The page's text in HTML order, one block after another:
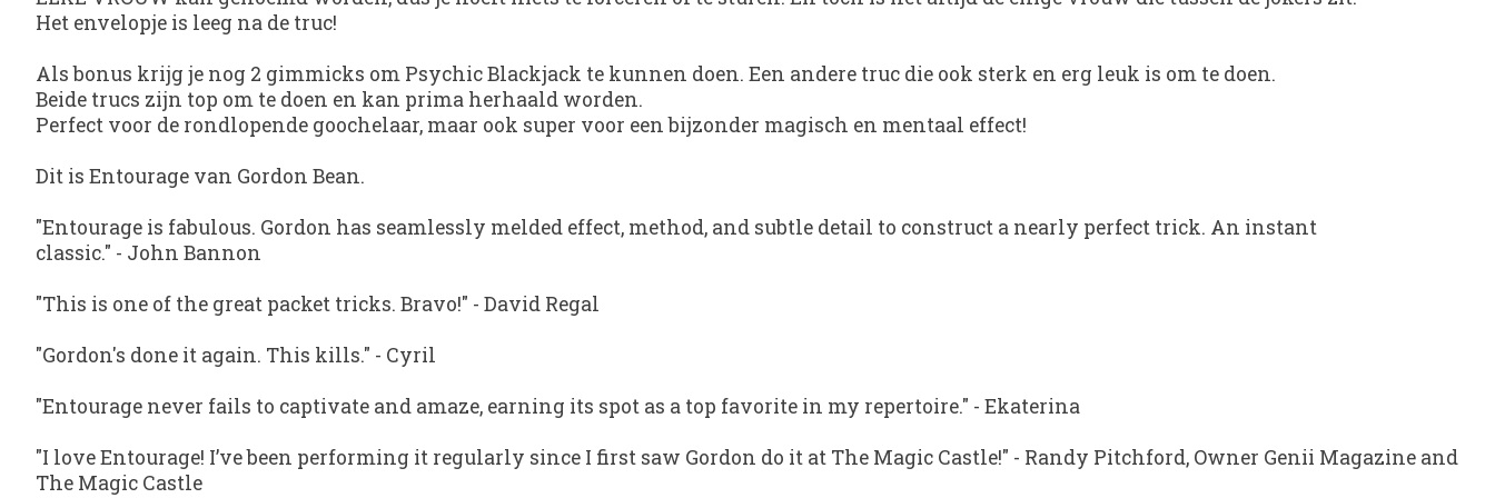
Het envelopje is leeg na de truc!
Als bonus krijg je nog 2 gimmicks om Psychic Blackjack te kunnen doen. Een andere truc die ook sterk en erg leuk is om te doen.
Beide trucs zijn top om te doen en kan prima herhaald worden.
Perfect voor de rondlopende goochelaar, maar ook super voor een bijzonder magisch en mentaal effect!
Dit is Entourage van Gordon Bean.
"Entourage is fabulous. Gordon has seamlessly melded effect, method, and subtle detail to construct a nearly perfect trick. An instant
classic." - John Bannon
"This is one of the great packet tricks. Bravo!" - David Regal
"Gordon's done it again. This kills." - Cyril
"Entourage never fails to captivate and amaze, earning its spot as a top favorite in my repertoire." - Ekaterina
"I love Entourage! I’ve been performing it regularly since I first saw Gordon do it at The Magic Castle!" - Randy Pitchford, Owner Genii Magazine and
The Magic Castle